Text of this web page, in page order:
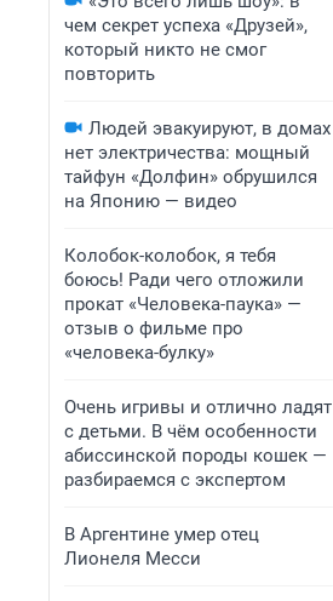
чем секрет успеха «Друзей»,
который никто не смог
повторить
Людей эвакуируют, в домах
нет электричества: мощный
тайфун «Долфин» обрушился
на Японию — видео
Колобок-колобок, я тебя
боюсь! Ради чего отложили
прокат «Человека-паука» —
отзыв о фильме про
«человека-булку»
Очень игривы и отлично ладят
с детьми. В чём особенности
абиссинской породы кошек —
разбираемся с экспертом
В Аргентине умер отец
Лионеля Месси